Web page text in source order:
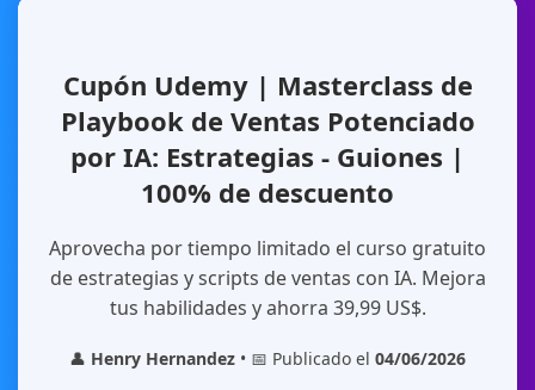
Cupón Udemy | Masterclass de
Playbook de Ventas Potenciado
por IA: Estrategias - Guiones |
100% de descuento
Aprovecha por tiempo limitado el curso gratuito
de estrategias y scripts de ventas con IA. Mejora
tus habilidades y ahorra 39,99 US$.
👤 Henry Hernandez • 📅 Publicado el 04/06/2026